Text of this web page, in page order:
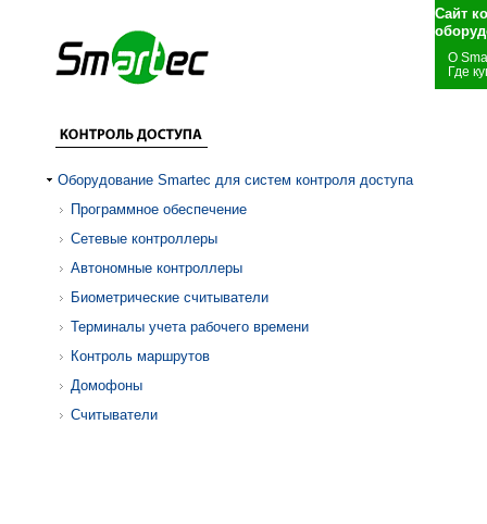
Сайт
О
Где
Оборудование Smartec для систем контроля доступа
Программное обеспечение
Сетевые контроллеры
Автономные контроллеры
Биометрические считыватели
Терминалы учета рабочего времени
Контроль маршрутов
Домофоны
Считыватели